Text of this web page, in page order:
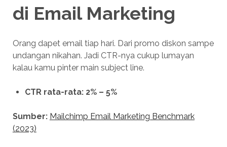
di Email Marketing
Orang dapet email tiap hari. Dari promo diskon sampe
undangan nikahan. Jadi CTR-nya cukup lumayan
kalau kamu pinter main subject line.
CTR rata-rata: 2% – 5%
Sumber: Mailchimp Email Marketing Benchmark
(2023)